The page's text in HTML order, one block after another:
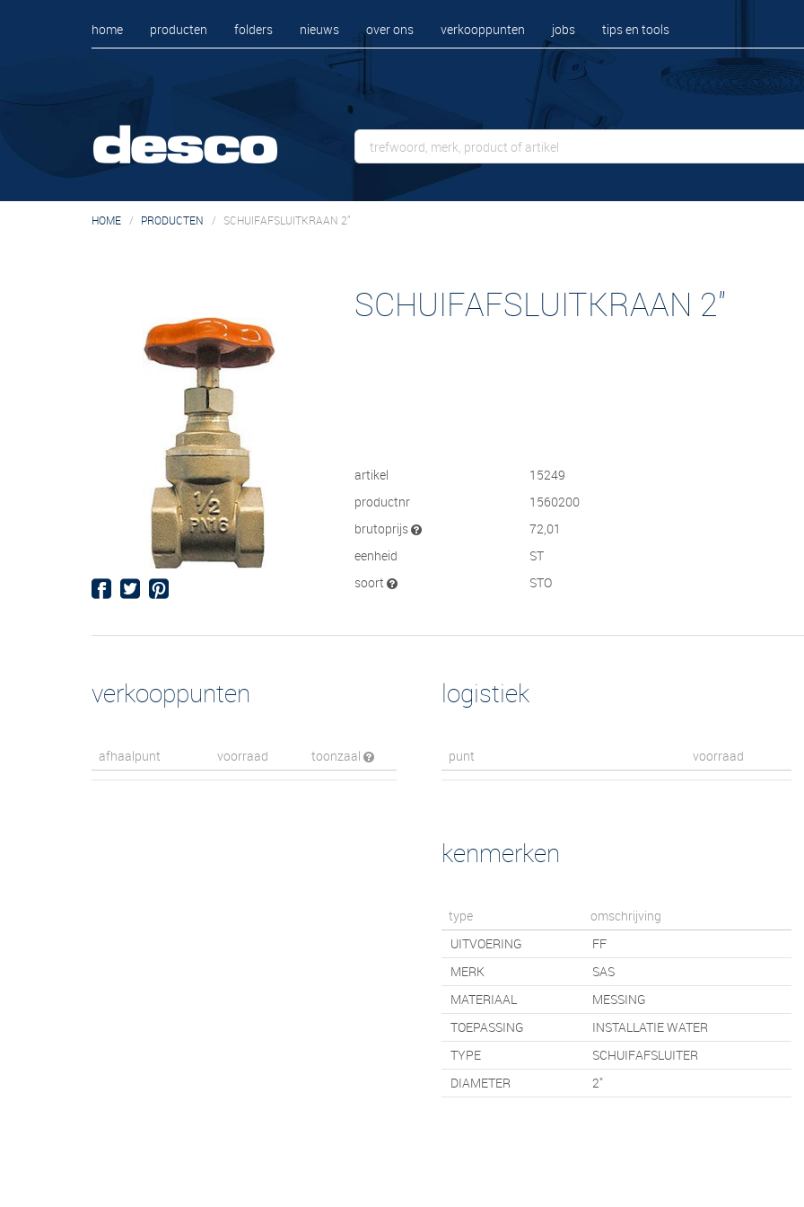
home producten folders nieuws over ons verkooppunten jobs tips en tools
HOME PRODUCTEN SCHUIFAFSLUITKRAAN 2"
SCHUIFAFSLUITKRAAN 2"
artikel
15249
productnr
1560200
brutoprijs
72,01
eenheid
ST
soort
STO
verkooppunten
afhaalpunt voorraad toonzaal
logistiek
punt voorraad
kenmerken
type
omschrijving
UITVOERING
FF
MERK
SAS
MATERIAAL
MESSING
TOEPASSING
INSTALLATIE WATER
TYPE
SCHUIFAFSLUITER
DIAMETER
2"